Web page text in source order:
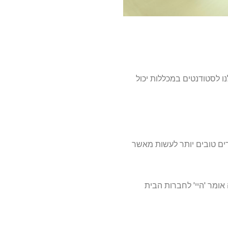
לסטודנטים במכללות יכול
טובים יותר לעשות מאשר
'היי' לחברות הבית